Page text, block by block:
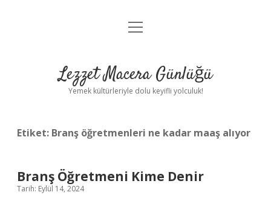
Anasayfa
Yasal Uyarı
menüyü
Lezzet Macera Günlüğü
Yemek kültürleriyle dolu keyifli yolculuk!
Etiket: Branş öğretmenleri ne kadar maaş alıyor
Branş Öğretmeni Kime Denir
Tarih: Eylül 14, 2024